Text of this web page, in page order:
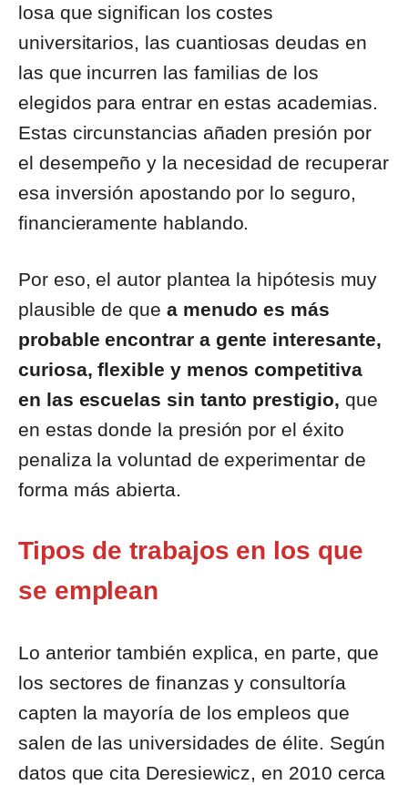
losa que significan los costes
universitarios, las cuantiosas deudas en
las que incurren las familias de los
elegidos para entrar en estas academias.
Estas circunstancias añaden presión por
el desempeño y la necesidad de recuperar
esa inversión apostando por lo seguro,
financieramente hablando.
Por eso, el autor plantea la hipótesis muy
plausible de que a menudo es más
probable encontrar a gente interesante,
curiosa, flexible y menos competitiva
en las escuelas sin tanto prestigio, que
en estas donde la presión por el éxito
penaliza la voluntad de experimentar de
forma más abierta.
Tipos de trabajos en los que
se emplean
Lo anterior también explica, en parte, que
los sectores de finanzas y consultoría
capten la mayoría de los empleos que
salen de las universidades de élite. Según
datos que cita Deresiewicz, en 2010 cerca